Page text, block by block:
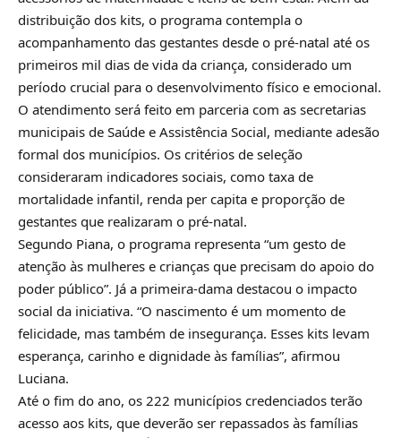
distribuição dos kits, o programa contempla o
acompanhamento das gestantes desde o pré-natal até os
primeiros mil dias de vida da criança, considerado um
período crucial para o desenvolvimento físico e emocional.
O atendimento será feito em parceria com as secretarias
municipais de Saúde e Assistência Social, mediante adesão
formal dos municípios. Os critérios de seleção
consideraram indicadores sociais, como taxa de
mortalidade infantil, renda per capita e proporção de
gestantes que realizaram o pré-natal.
Segundo Piana, o programa representa “um gesto de
atenção às mulheres e crianças que precisam do apoio do
poder público”. Já a primeira-dama destacou o impacto
social da iniciativa. “O nascimento é um momento de
felicidade, mas também de insegurança. Esses kits levam
esperança, carinho e dignidade às famílias”, afirmou
Luciana.
Até o fim do ano, os 222 municípios credenciados terão
acesso aos kits, que deverão ser repassados às famílias